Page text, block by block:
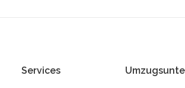
Services